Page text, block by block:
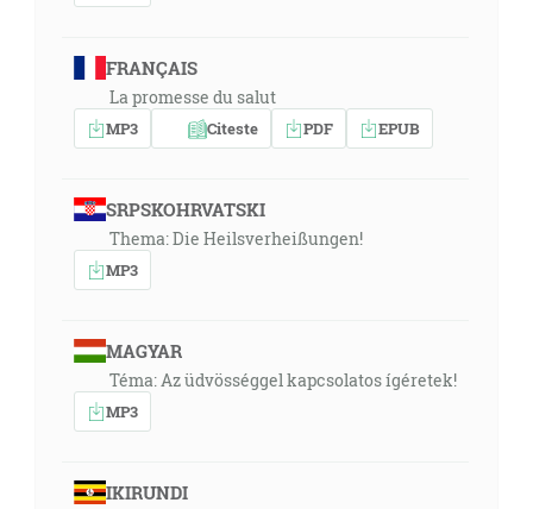
FRANÇAIS
La promesse du salut
MP3 Citeste PDF EPUB
SRPSKOHRVATSKI
Thema: Die Heilsverheißungen!
MP3
MAGYAR
Téma: Az üdvösséggel kapcsolatos ígéretek!
MP3
IKIRUNDI